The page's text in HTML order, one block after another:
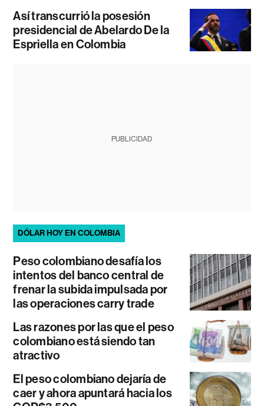
Así transcurrió la posesión
presidencial de Abelardo De la
Espriella en Colombia
PUBLICIDAD
DÓLAR HOY EN COLOMBIA
Peso colombiano desafía los
intentos del banco central de
frenar la subida impulsada por
las operaciones carry trade
Las razones por las que el peso
colombiano está siendo tan
atractivo
El peso colombiano dejaría de
caer y ahora apuntará hacia los